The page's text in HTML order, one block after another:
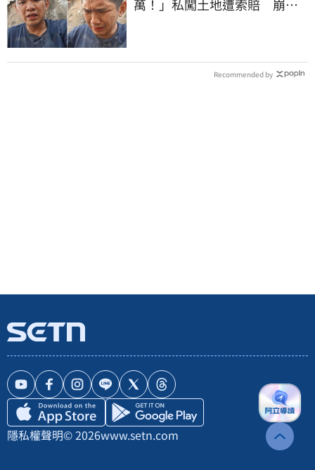
萬！」私闖土地遭索賠 崩
Recommended by
隱私權聲明© 2026www.setn.com